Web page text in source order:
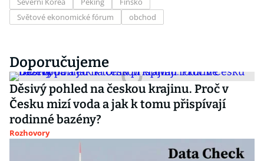
Světové ekonomické fórum
obchod
Doporučujeme
Děsivý pohled na českou krajinu. Proč v
Česku mizí voda a jak k tomu přispívají
rodinné bazény?
Rozhovory